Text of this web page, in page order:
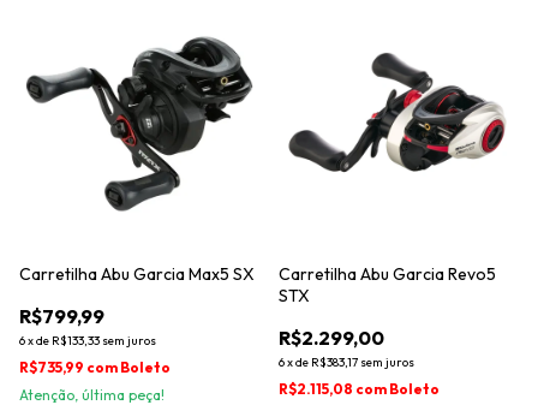
Carretilha Abu Garcia Max5 SX
R$799,99
6xde R$133,33 sem juros
R$735,99 com Boleto
Atenção, última peça!
Carretilha Abu Garcia Revo5
STX
R$2.299,00
6xde R$383,17 sem juros
R$2.115,08 com Boleto